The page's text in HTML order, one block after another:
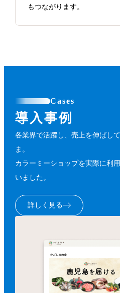
もつながります。
Cases
導入事例
各業界で活躍し、売上を伸ばし
ま。
カラーミーショップを実際に利
いました。
詳しく見る